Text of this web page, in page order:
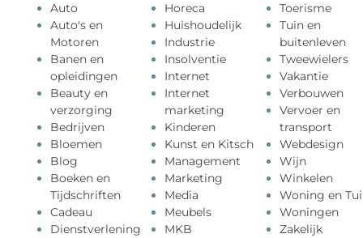
Auto
Auto's en
Motoren
Banen en
opleidingen
Beauty en
verzorging
Bedrijven
Bloemen
Blog
Boeken en
Tijdschriften
Cadeau
Dienstverlening
Horeca
Huishoudelijk
Industrie
Insolventie
Internet
Internet
marketing
Kinderen
Kunst en Kitsch
Management
Marketing
Media
Meubels
MKB
Toerisme
Tuin en
buitenleven
Tweewielers
Vakantie
Verbouwen
Vervoer en
transport
Webdesign
Wijn
Winkelen
Woning en
Woningen
Zakelijk